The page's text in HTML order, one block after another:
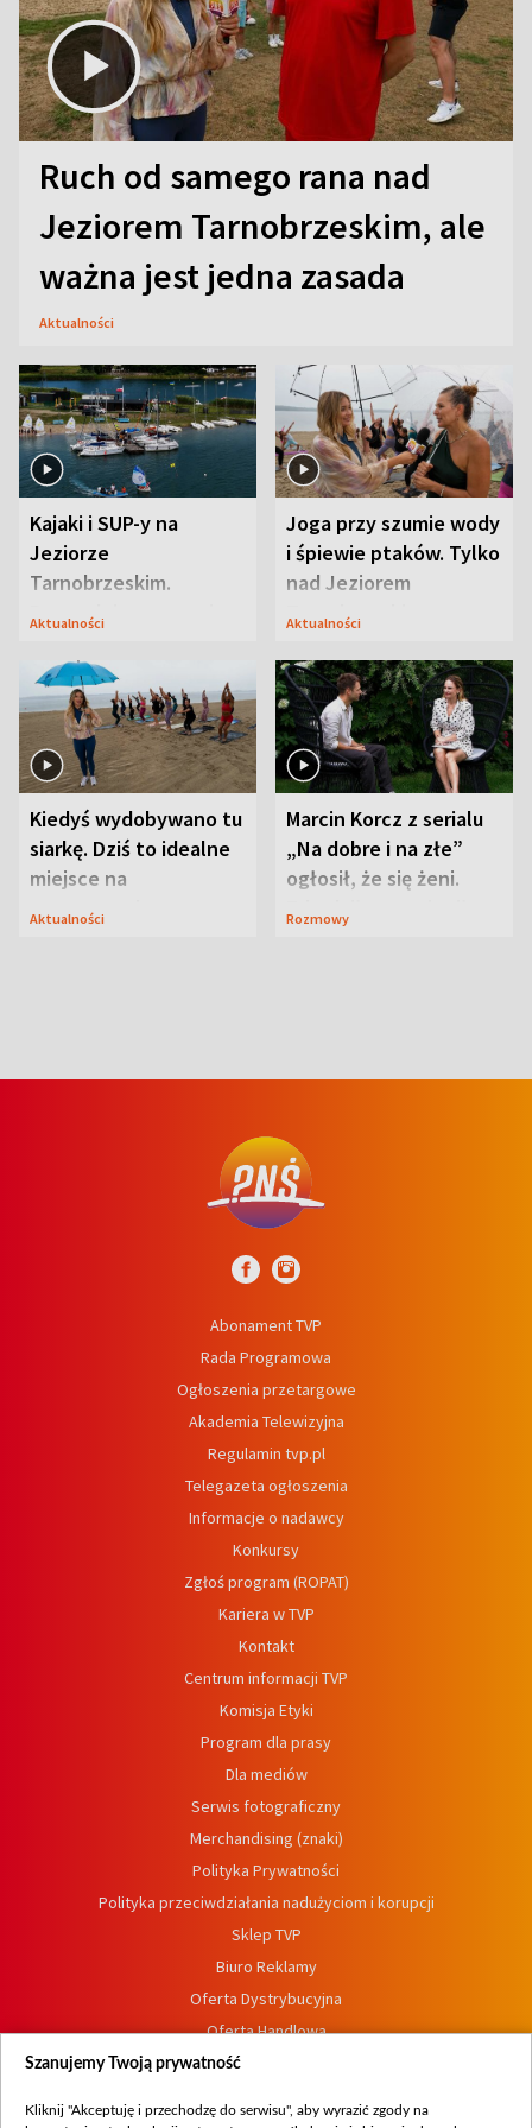
Ruch od samego rana nad
Jeziorem Tarnobrzeskim, ale
ważna jest jedna zasada
Aktualności
Kajaki i SUP-y na
Jeziorze
Tarnobrzeskim.
Przyrodnicy zwracają
Aktualności
Joga przy szumie wody
i śpiewie ptaków. Tylko
nad Jeziorem
Tarnobrzeskim
Aktualności
Kiedyś wydobywano tu
siarkę. Dziś to idealne
miejsce na
wypoczynek
Aktualności
Marcin Korcz z serialu
„Na dobre i na złe”
ogłosił, że się żeni.
Zdradził, co zmienił
Rozmowy
Abonament TVP
Rada Programowa
Ogłoszenia przetargowe
Akademia Telewizyjna
Regulamin tvp.pl
Telegazeta ogłoszenia
Informacje o nadawcy
Konkursy
Zgłoś program (ROPAT)
Kariera w TVP
Kontakt
Centrum informacji TVP
Komisja Etyki
Program dla prasy
Dla mediów
Serwis fotograficzny
Merchandising (znaki)
Polityka Prywatności
Polityka przeciwdziałania nadużyciom i korupcji
Sklep TVP
Biuro Reklamy
Oferta Dystrybucyjna
Oferta Handlowa
Dostępność
Szanujemy Twoją prywatność
Kliknij "Akceptuję i przechodzę do serwisu", aby wyrazić zgody na